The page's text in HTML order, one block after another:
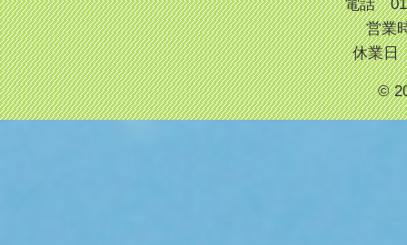
電話
営業
休業日
©